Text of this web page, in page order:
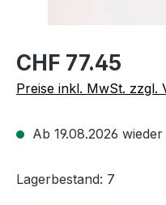
CHF 77.45
Preise inkl. MwSt. zzgl.
Ab 19.08.2026
Lagerbestand: 7